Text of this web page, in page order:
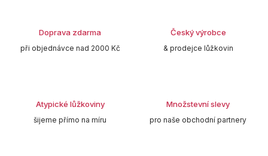
Doprava zdarma
při objednávce nad 2000 Kč
Český výrobce
& prodejce lůžkovin
Atypické lůžkoviny
šijeme přímo na míru
Množstevní slevy
pro naše obchodní partnery